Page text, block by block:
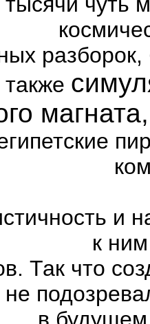
и
к
Так что